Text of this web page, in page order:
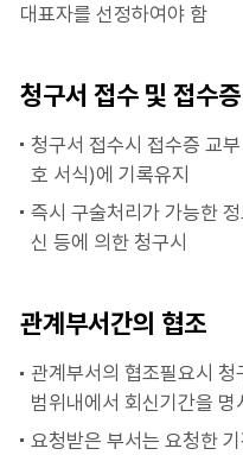
대표자를 선정하여야 함
청구서 접수 및 접수
청구서 접수시 접수증 교부
호 서식)에 기록유지
즉시 구술처리가 가능한
신 등에 의한 청구시
관계부서간의 협조
관계부서의 협조필요시 청
범위내에서 회신기간을 명
요청받은 부서는 요청한